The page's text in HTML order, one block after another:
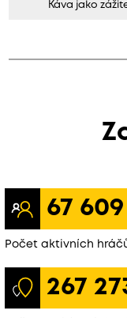
Káva jako
67 609
Počet aktivních
267